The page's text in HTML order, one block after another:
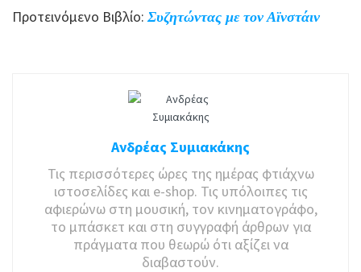
Προτεινόμενο Βιβλίο:Συζητώντας με τον Αϊνστάιν
Ανδρέας Συμιακάκης
Τις περισσότερες ώρες της ημέρας φτιάχνω
ιστοσελίδες και e-shop. Τις υπόλοιπες τις
αφιερώνω στη μουσική, τον κινηματογράφο,
το μπάσκετ και στη συγγραφή άρθρων για
πράγματα που θεωρώ ότι αξίζει να
διαβαστούν.